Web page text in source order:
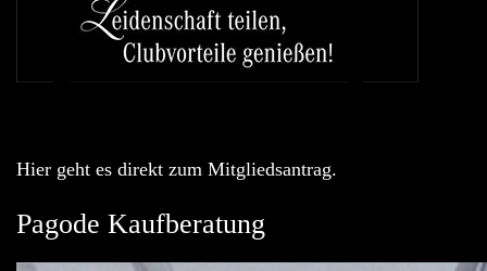
Hier geht es direkt zum Mitgliedsantrag.
Pagode Kaufberatung